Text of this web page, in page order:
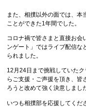
また、相撲以外の面では、本
ことができた1年間でした。
コロナ禍で皆さまと直接お会
ンゲート」ではライブ配信な
られました。
12月24日まで挑戦していた
らご支援・ご声援を頂き、皆
ろうと改めて強く決意しまし
いつも相撲部を応援してくだ